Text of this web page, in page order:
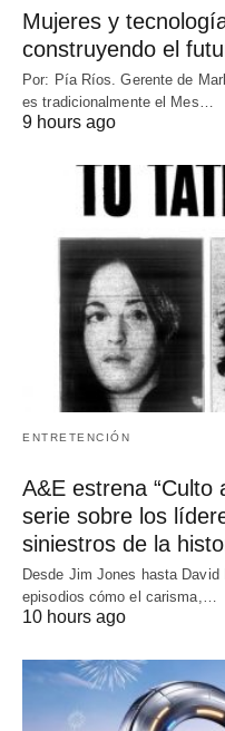
Mujeres y
construyendo el
Por: Pía Ríos. Gerente de
es tradicionalmente el Mes…
9 hours ago
ENTRETENCIÓN
A&E estrena “Culto
serie sobre los
siniestros de la
Desde Jim Jones hasta
episodios cómo el carisma,…
10 hours ago